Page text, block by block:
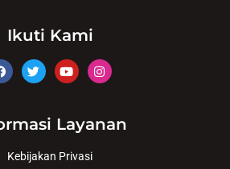
Ikuti Kami
Layanan
Kebijakan Privasi